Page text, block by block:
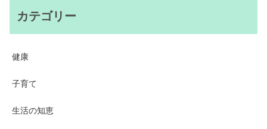
カテゴリー
健康
子育て
生活の知恵